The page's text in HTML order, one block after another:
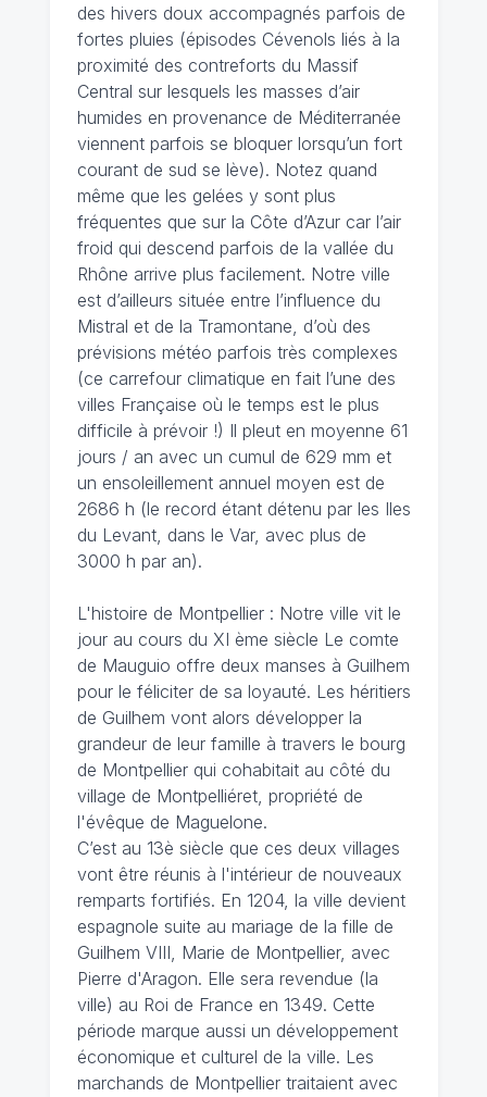
des hivers doux accompagnés parfois de
fortes pluies (épisodes Cévenols liés à la
proximité des contreforts du Massif
Central sur lesquels les masses d’air
humides en provenance de Méditerranée
viennent parfois se bloquer lorsqu’un fort
courant de sud se lève). Notez quand
même que les gelées y sont plus
fréquentes que sur la Côte d’Azur car l’air
froid qui descend parfois de la vallée du
Rhône arrive plus facilement. Notre ville
est d’ailleurs située entre l’influence du
Mistral et de la Tramontane, d’où des
prévisions météo parfois très complexes
(ce carrefour climatique en fait l’une des
villes Française où le temps est le plus
difficile à prévoir !) Il pleut en moyenne 61
jours / an avec un cumul de 629 mm et
un ensoleillement annuel moyen est de
2686 h (le record étant détenu par les Iles
du Levant, dans le Var, avec plus de
3000 h par an).
L'histoire de Montpellier : Notre ville vit le
jour au cours du XI ème siècle Le comte
de Mauguio offre deux manses à Guilhem
pour le féliciter de sa loyauté. Les héritiers
de Guilhem vont alors développer la
grandeur de leur famille à travers le bourg
de Montpellier qui cohabitait au côté du
village de Montpelliéret, propriété de
l'évêque de Maguelone.
C’est au 13è siècle que ces deux villages
vont être réunis à l'intérieur de nouveaux
remparts fortifiés. En 1204, la ville devient
espagnole suite au mariage de la fille de
Guilhem VIII, Marie de Montpellier, avec
Pierre d'Aragon. Elle sera revendue (la
ville) au Roi de France en 1349. Cette
période marque aussi un développement
économique et culturel de la ville. Les
marchands de Montpellier traitaient avec